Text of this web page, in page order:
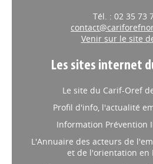
Tél. : 02 35 73
Venir sur le site
Les sites internet
Le site du Carif-Oref
Profil d'info, l'actualité
Information Prévention
L'Annuaire des acteurs de
et de l'orientation en